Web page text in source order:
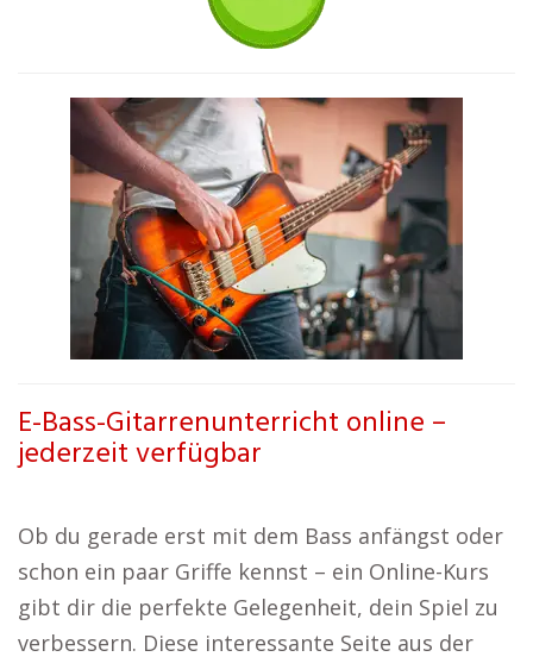
E-Bass-Gitarrenunterricht online –
jederzeit verfügbar
Ob du gerade erst mit dem Bass anfängst oder
schon ein paar Griffe kennst – ein Online-Kurs
gibt dir die perfekte Gelegenheit, dein Spiel zu
verbessern. Diese interessante Seite aus der